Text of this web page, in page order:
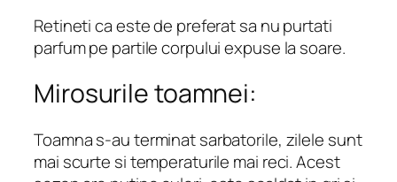
Retineti ca este de preferat sa nu purtati
parfum pe partile corpului expuse la soare.
Mirosurile toamnei:
Toamna s-au terminat sarbatorile, zilele sunt
mai scurte si temperaturile mai reci. Acest